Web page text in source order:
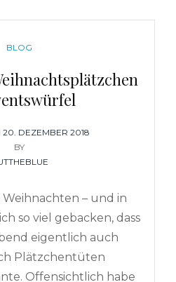
CATEGORIES
BLOG
POSTED
ON
20. DEZEMBER 2018
BY
Weihnachten – und in
so viel gebacken, dass
eigentlich auch
Plätzchentüten
Offensichtlich habe